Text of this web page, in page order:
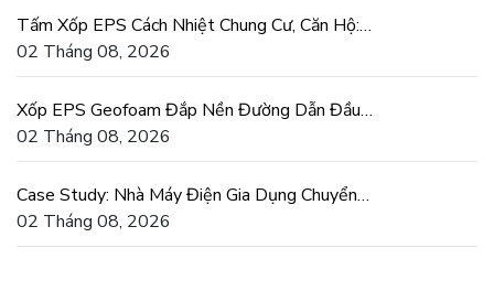
Tấm Xốp EPS Cách Nhiệt Chung Cư, Căn Hộ:
Tiết Kiệm Điện Thật
02 Tháng 08, 2026
Xốp EPS Geofoam Đắp Nền Đường Dẫn Đầu
Cầu Chống Lún Lệch
02 Tháng 08, 2026
Case Study: Nhà Máy Điện Gia Dụng Chuyển
Sang Khuôn Xốp EPS
02 Tháng 08, 2026